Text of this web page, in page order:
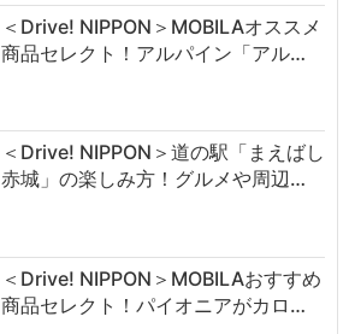
＜Drive! NIPPON＞MOBILAオススメ
商品セレクト！アルパイン「アル…
＜Drive! NIPPON＞道の駅「まえばし
赤城」の楽しみ方！グルメや周辺…
＜Drive! NIPPON＞MOBILAおすすめ
商品セレクト！パイオニアがカロ…